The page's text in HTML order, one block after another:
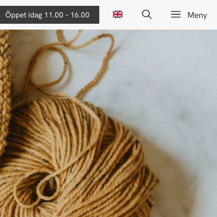
Öppet idag 11.00 – 16.00 Meny